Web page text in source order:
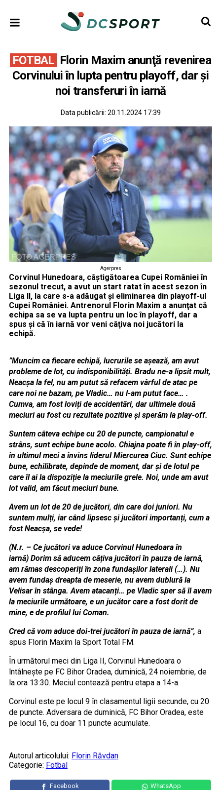
FOTBAL Florin Maxim anunţă revenirea
Corvinului în lupta pentru playoff, dar şi
noi transferuri în iarnă
Data publicării: 20.11.2024 17:39
Agerpres
Corvinul Hunedoara, câştigătoarea Cupei României în
sezonul trecut, a avut un start ratat în acest sezon în
Liga II, la care s-a adăugat şi eliminarea din playoff-ul
Cupei României. Antrenorul Florin Maxim a anunţat că
echipa sa se va lupta pentru un loc în playoff, dar a
spus şi că în iarnă vor veni câţiva noi jucători la
echipă.
”Muncim ca fiecare echipă, lucrurile se așează, am avut
probleme de lot, cu indisponibilități. Bradu ne-a lipsit mult,
Neacșa la fel, nu am putut să refacem vârful de atac pe
care noi ne bazam, pe Vladic… nu l-am putut face… .
Cumva, am fost loviți de accidentări, dar ultimele două
meciuri au fost cu rezultate pozitive și sperăm la play-off.
Suntem câteva echipe cu 20 de puncte, campionatul e
strâns, sunt echipe bune acolo. Chiajna poate fi în play-off,
în ultimul meci a învins liderul Miercurea Ciuc. Sunt echipe
bune, echilibrate, depinde de moment, dar și de lotul pe
care îl ai la dispoziție la meciurile grele. Noi, unde am avut
lot valid, am făcut meciuri bune.
Avem un lot de 20 de jucători, din care doi juniori. Nu
suntem mulți, iar când lipsesc și jucători importanți, cum a
fost Neacșa, se vede!
(N.r. – Ce jucători va aduce Corvinul Hunedoara în
iarnă) Dorim să aducem câțiva jucători în pauza de iarnă,
am rămas descoperiți în zona fundașilor laterali (…). Nu
avem fundaș dreapta de meserie, nu avem dublură la
Velisar în stânga. Avem atacanți… pe Vladic sper să îl avem
la meciurile următoare, e un jucător care a fost dorit de
mine, e de profilul lui Coman.
Cred că vom aduce doi-trei jucători în pauza de iarnă”, a
spus Florin Maxim la Sport Total FM.
În următorul meci din Liga II, Corvinul Hunedoara o
întâlneşte pe FC Bihor Oradea, duminică, 24 noiembrie, de
la ora 13:30. Meciul contează pentru etapa a 14-a.
Corvinul este pe locul 9 în clasamentul ligii secunde, cu 20
de puncte. Adversara de duminică, FC Bihor Oradea, este
pe locul 16, cu doar 11 puncte acumulate.
Autorul articolului: Florin Răvdan
Categorie: Fotbal
Facebook WhatsApp